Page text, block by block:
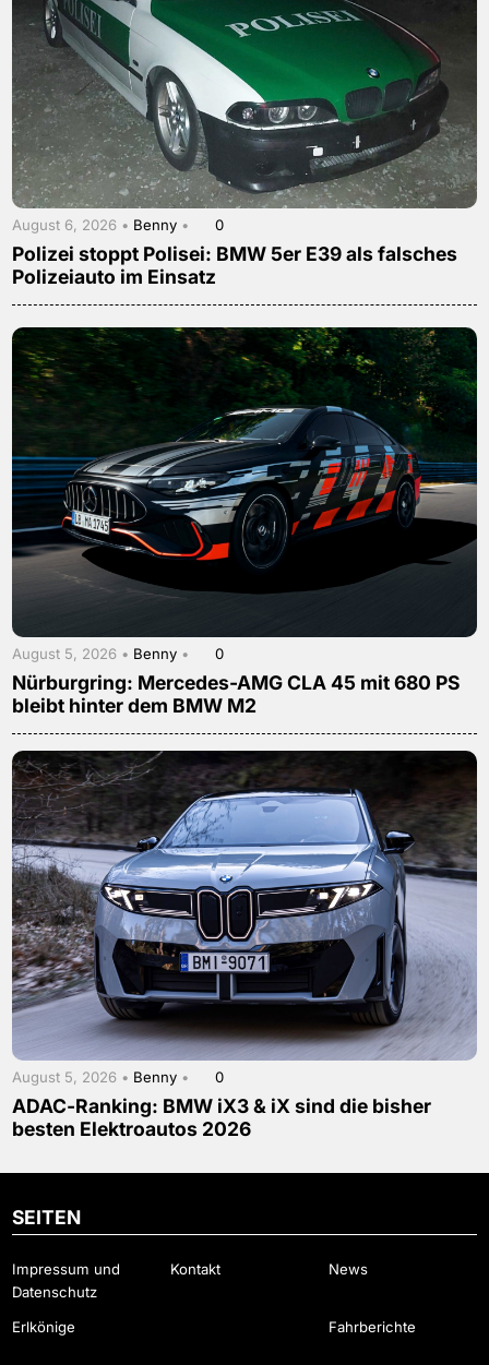
August 6, 2026 • Benny • 0
Polizei stoppt Polisei: BMW 5er E39 als falsches
Polizeiauto im Einsatz
August 5, 2026 • Benny • 0
Nürburgring: Mercedes-AMG CLA 45 mit 680 PS
bleibt hinter dem BMW M2
August 5, 2026 • Benny • 0
ADAC-Ranking: BMW iX3 & iX sind die bisher
besten Elektroautos 2026
SEITEN
Impressum und
Datenschutz
Kontakt News
Erlkönige Fahrberichte